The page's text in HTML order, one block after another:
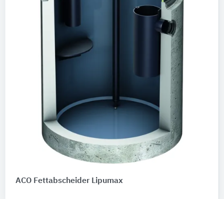
ACO Fettabscheider Lipumax